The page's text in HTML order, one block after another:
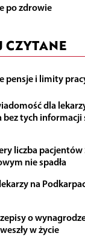
po zdrowie
CZYTANE
pensje i limity
dla
bez tych informacji
liczba pacjentów
nie spadła
na
o
w życie